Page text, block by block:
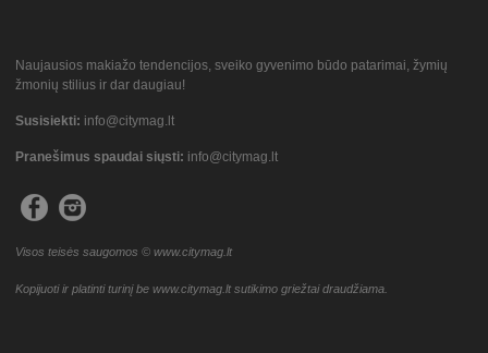
Naujausios makiažo tendencijos, sveiko gyvenimo būdo patarimai, žymių
žmonių stilius ir dar daugiau!
Susisiekti: info@citymag.lt
Pranešimus spaudai siųsti: info@citymag.lt
Visos teisės saugomos © www.citymag.lt
Kopijuoti ir platinti turinį be www.citymag.lt sutikimo griežtai draudžiama.